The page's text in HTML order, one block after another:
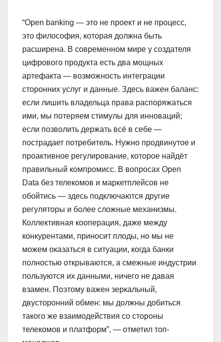
“Open banking — это не проект и не процесс,
это философия, которая должна быть
расширена. В современном мире у создателя
цифрового продукта есть два мощных
артефакта — возможность интеграции
сторонних услуг и данные. Здесь важен баланс:
если лишить владельца права распоряжаться
ими, мы потеряем стимулы для инноваций;
если позволить держать всё в себе —
пострадает потребитель. Нужно продвинутое и
проактивное регулирование, которое найдёт
правильный компромисс. В вопросах Open
Data без телекомов и маркетплейсов не
обойтись — здесь подключаются другие
регуляторы и более сложные механизмы.
Коллективная кооперация, даже между
конкурентами, приносит плоды, но мы не
можем оказаться в ситуации, когда банки
полностью открываются, а смежные индустрии
пользуются их данными, ничего не давая
взамен. Поэтому важен зеркальный,
двусторонний обмен: мы должны добиться
такого же взаимодействия со стороны
телекомов и платформ”, — отметил топ-